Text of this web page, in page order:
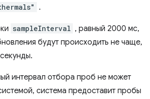
.
sampleInterval , равный 2000 мс,
будут происходить не чаще,
интервал отбора проб не может
система предоставит пробы